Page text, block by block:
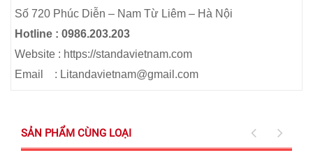
Số 720 Phúc Diễn – Nam Từ Liêm – Hà Nội
Hotline : 0986.203.203
Website : https://standavietnam.com
Email : Litandavietnam@gmail.com
SẢN PHẨM CÙNG LOẠI